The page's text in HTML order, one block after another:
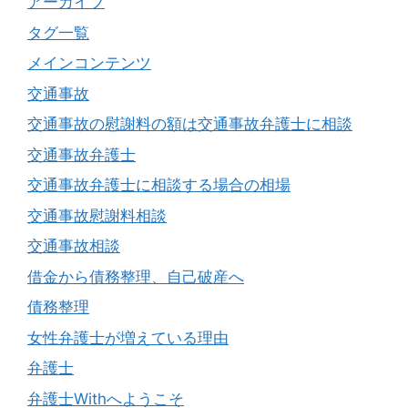
タグ一覧
メインコンテンツ
交通事故
交通事故の慰謝料の額は交通事故弁護士に相談
交通事故弁護士
交通事故弁護士に相談する場合の相場
交通事故慰謝料相談
交通事故相談
借金から債務整理、自己破産へ
債務整理
女性弁護士が増えている理由
弁護士
弁護士Withへようこそ